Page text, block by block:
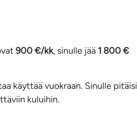
900 €/kk, sinulle jää 1 800 €
käyttää vuokraan. Sinulle pitäisi
kuluihin.